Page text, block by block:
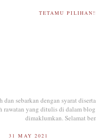
TETAMU
sebarkan dengan syarat
rawatan yang ditulis di dalam
dimaklumkan. Selamat
31 MAY 2021